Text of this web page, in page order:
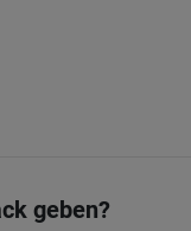
geben?